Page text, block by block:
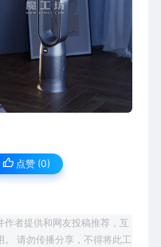
点赞 (0)
者提供和网友投稿推荐，互
请勿传播分享，不得将此工